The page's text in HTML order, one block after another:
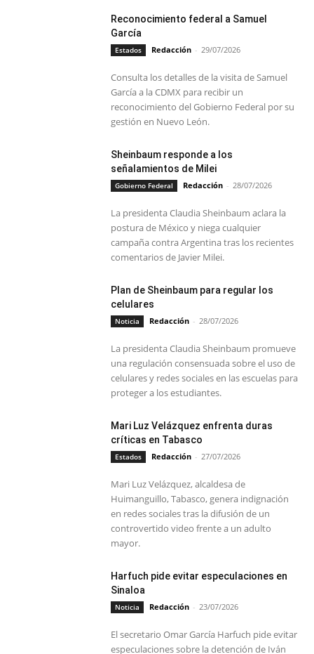
Reconocimiento federal a Samuel
García
Estados Redacción - 29/07/2026
Consulta los detalles de la visita de Samuel
García a la CDMX para recibir un
reconocimiento del Gobierno Federal por su
gestión en Nuevo León.
Sheinbaum responde a los
señalamientos de Milei
Gobierno Federal Redacción - 28/07/2026
La presidenta Claudia Sheinbaum aclara la
postura de México y niega cualquier
campaña contra Argentina tras los recientes
comentarios de Javier Milei.
Plan de Sheinbaum para regular los
celulares
Noticia Redacción - 28/07/2026
La presidenta Claudia Sheinbaum promueve
una regulación consensuada sobre el uso de
celulares y redes sociales en las escuelas para
proteger a los estudiantes.
Mari Luz Velázquez enfrenta duras
críticas en Tabasco
Estados Redacción - 27/07/2026
Mari Luz Velázquez, alcaldesa de
Huimanguillo, Tabasco, genera indignación
en redes sociales tras la difusión de un
controvertido video frente a un adulto
mayor.
Harfuch pide evitar especulaciones en
Sinaloa
Noticia Redacción - 23/07/2026
El secretario Omar García Harfuch pide evitar
especulaciones sobre la detención de Iván